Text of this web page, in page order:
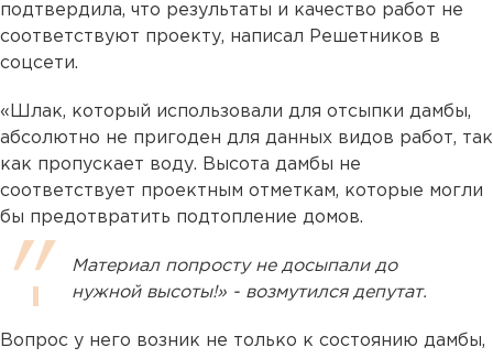
подтвердила, что результаты и качество работ не
соответствуют проекту, написал Решетников в
соцсети.
«Шлак, который использовали для отсыпки дамбы,
абсолютно не пригоден для данных видов работ, так
как пропускает воду. Высота дамбы не
соответствует проектным отметкам, которые могли
бы предотвратить подтопление домов.
Материал попросту не досыпали до
нужной высоты!» - возмутился депутат.
Вопрос у него возник не только к состоянию дамбы,